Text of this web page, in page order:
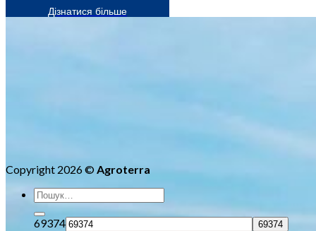
Дізнатися більше
Copyright 2026 ©Agroterra
69374